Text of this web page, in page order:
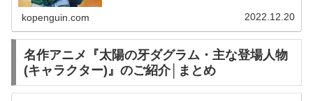
kopenguin.com 2022.12.20
名作アニメ『太陽の牙ダグラム・主な登場人物
(キャラクター)』のご紹介│まとめ